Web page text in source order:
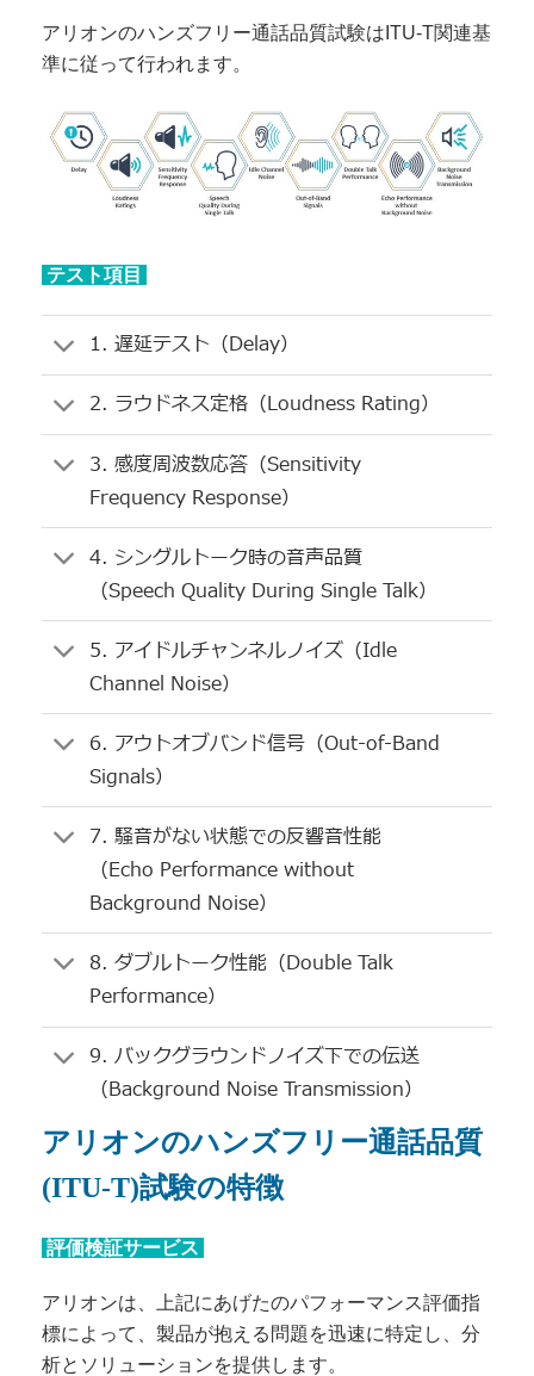
アリオンのハンズフリー通話品質試験はITU-T関連基
準に従って行われます。
テスト項目
1. 遅延テスト（Delay）
2. ラウドネス定格（Loudness Rating）
3. 感度周波数応答（Sensitivity
Frequency Response）
4. シングルトーク時の音声品質
（Speech Quality During Single Talk）
5. アイドルチャンネルノイズ（Idle
Channel Noise）
6. アウトオブバンド信号（Out-of-Band
Signals）
7. 騒音がない状態での反響音性能
（Echo Performance without
Background Noise）
8. ダブルトーク性能（Double Talk
Performance）
9. バックグラウンドノイズ下での伝送
（Background Noise Transmission）
アリオンのハンズフリー通話品質
(ITU-T)試験の特徴
評価検証サービス
アリオンは、上記にあげたのパフォーマンス評価指
標によって、製品が抱える問題を迅速に特定し、分
析とソリューションを提供します。